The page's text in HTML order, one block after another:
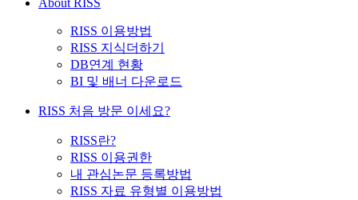
About RISS
RISS 이용방법
RISS 지식더하기
DB연계 현황
BI 및 배너 다운로드
RISS 처음 방문 이세요?
RISS란?
RISS 이용권한
내 관심논문 등록방법
RISS 자료 유형별 이용방법